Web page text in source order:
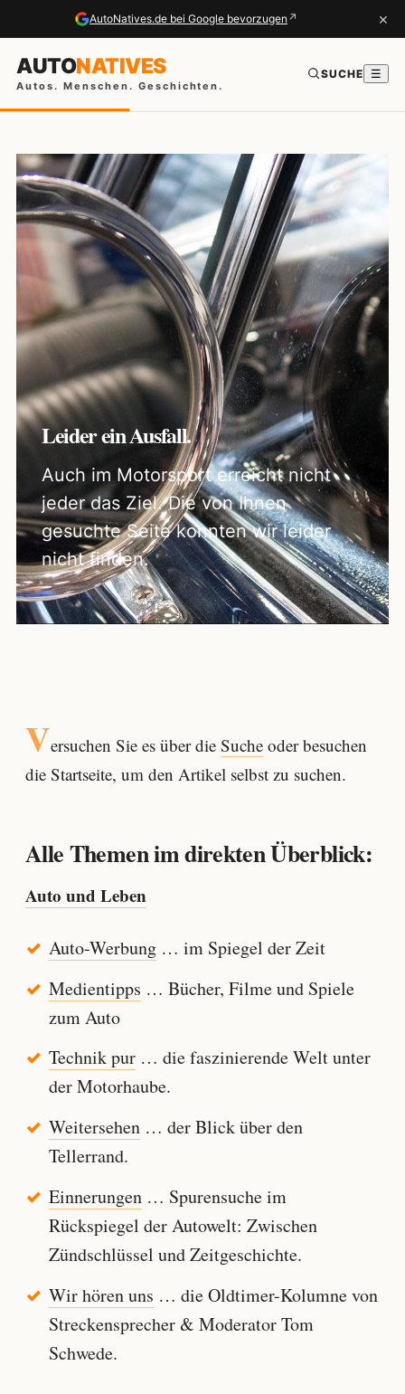
AutoNatives.de bei Google bevorzugen ↗ ×
AUTONATIVES
Autos. Menschen. Geschichten.
SUCHE ☰
Leider ein Ausfall.
Auch im Motorsport erreicht nicht
jeder das Ziel. Die von Ihnen
gesuchte Seite konnten wir leider
nicht finden.
Versuchen Sie es über die Sucheoder besuchen
die Startseite, um den Artikel selbst zu suchen.
Alle Themen im direkten Überblick:
Auto und Leben
Auto-Werbung… im Spiegel der Zeit
Medientipps … Bücher, Filme und Spiele
zum Auto
Technik pur… die faszinierende Welt unter
der Motorhaube.
Weitersehen… der Blick über den
Tellerrand.
Einnerungen… Spurensuche im
Rückspiegel der Autowelt: Zwischen
Zündschlüssel und Zeitgeschichte.
Wir hören uns … die Oldtimer-Kolumne von
Streckensprecher & Moderator Tom
Schwede.